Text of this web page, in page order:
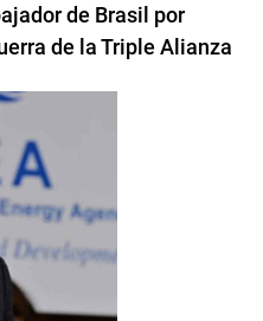
de Brasil por
de la Triple Alianza